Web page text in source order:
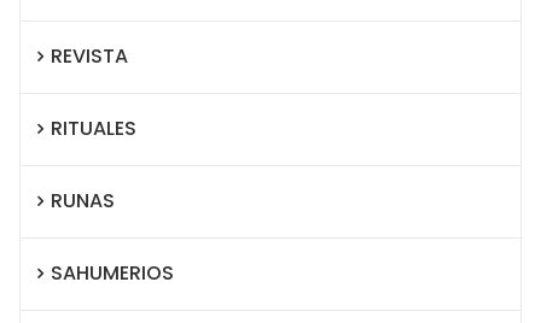
REVISTA
RITUALES
RUNAS
SAHUMERIOS